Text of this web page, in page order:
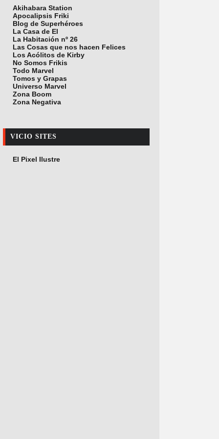
Akihabara Station
Apocalipsis Friki
Blog de Superhéroes
La Casa de El
La Habitación nº 26
Las Cosas que nos hacen Felices
Los Acólitos de Kirby
No Somos Frikis
Todo Marvel
Tomos y Grapas
Universo Marvel
Zona Boom
Zona Negativa
VICIO SITES
El Pixel Ilustre